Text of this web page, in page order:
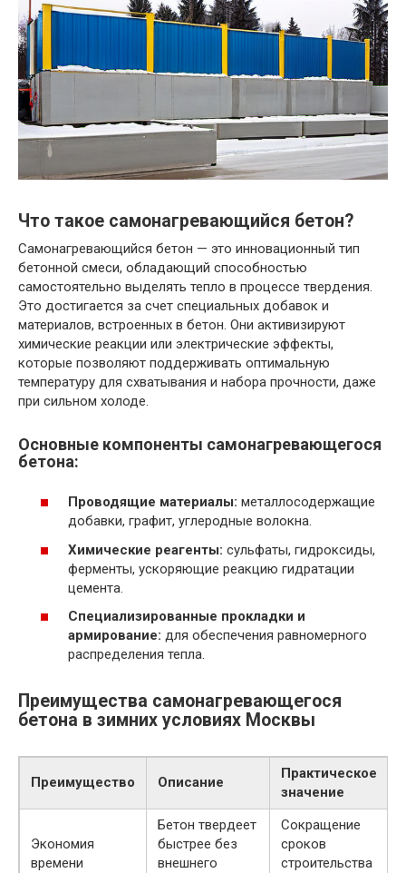
Что такое самонагревающийся бетон?
Самонагревающийся бетон — это инновационный тип
бетонной смеси, обладающий способностью
самостоятельно выделять тепло в процессе твердения.
Это достигается за счет специальных добавок и
материалов, встроенных в бетон. Они активизируют
химические реакции или электрические эффекты,
которые позволяют поддерживать оптимальную
температуру для схватывания и набора прочности, даже
при сильном холоде.
Основные компоненты самонагревающегося
бетона:
Проводящие материалы: металлосодержащие
добавки, графит, углеродные волокна.
Химические реагенты: сульфаты, гидроксиды,
ферменты, ускоряющие реакцию гидратации
цемента.
Специализированные прокладки и
армирование: для обеспечения равномерного
распределения тепла.
Преимущества самонагревающегося
бетона в зимних условиях Москвы
Преимущество Описание
Практическое
значение
Экономия
времени
Бетон твердеет
быстрее без
внешнего
Сокращение
сроков
строительства